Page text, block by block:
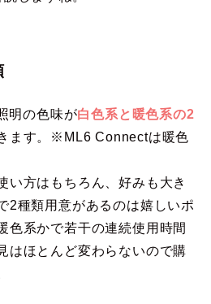
明の色味が白色系と暖色系の2
ます。※ML6 Connectは暖色
い方はもちろん、好みも大き
2種類用意があるのは嬉しいポ
色系かで若干の連続使用時間
はほとんど変わらないので購